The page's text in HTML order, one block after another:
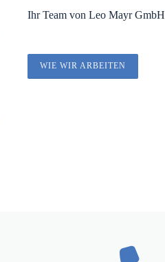
Ihr Team von Leo Mayr GmbH
WIE WIR ARBEITEN